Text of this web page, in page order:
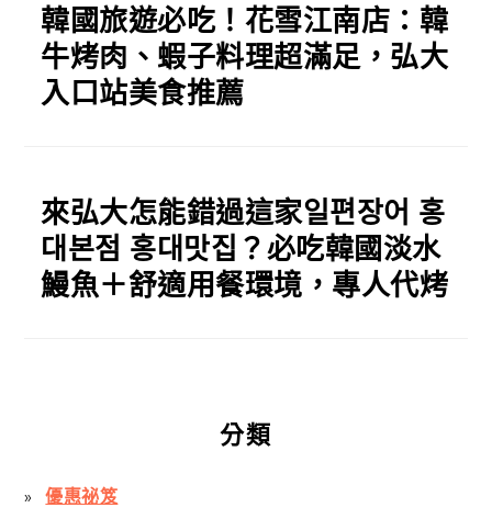
韓國旅遊必吃！花雪江南店：韓
牛烤肉、蝦子料理超滿足，弘大
入口站美食推薦
來弘大怎能錯過這家일편장어 홍
대본점 홍대맛집？必吃韓國淡水
鰻魚＋舒適用餐環境，專人代烤
分類
優惠祕笈